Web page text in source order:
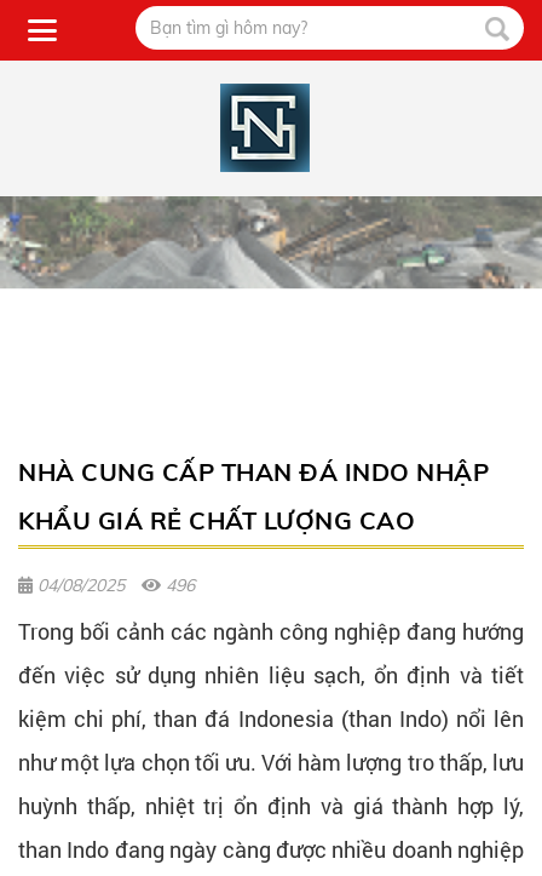
NHÀ CUNG CẤP THAN ĐÁ INDO NHẬP
KHẨU GIÁ RẺ CHẤT LƯỢNG CAO
04/08/2025 496
Trong bối cảnh các ngành công nghiệp đang hướng
đến việc sử dụng nhiên liệu sạch, ổn định và tiết
kiệm chi phí, than đá Indonesia (than Indo) nổi lên
như một lựa chọn tối ưu. Với hàm lượng tro thấp, lưu
huỳnh thấp, nhiệt trị ổn định và giá thành hợp lý,
than Indo đang ngày càng được nhiều doanh nghiệp